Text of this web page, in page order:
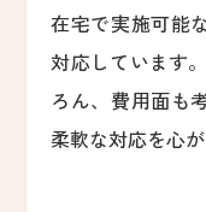
在宅で実施可能
対応しています
ろん、費用面も
柔軟な対応を心が